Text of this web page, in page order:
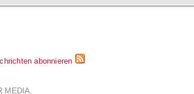
abonnieren
MEDIA.